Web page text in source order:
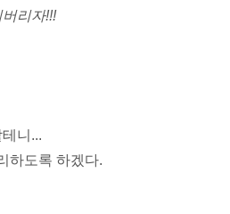
리자!!!
니...
하도록 하겠다.